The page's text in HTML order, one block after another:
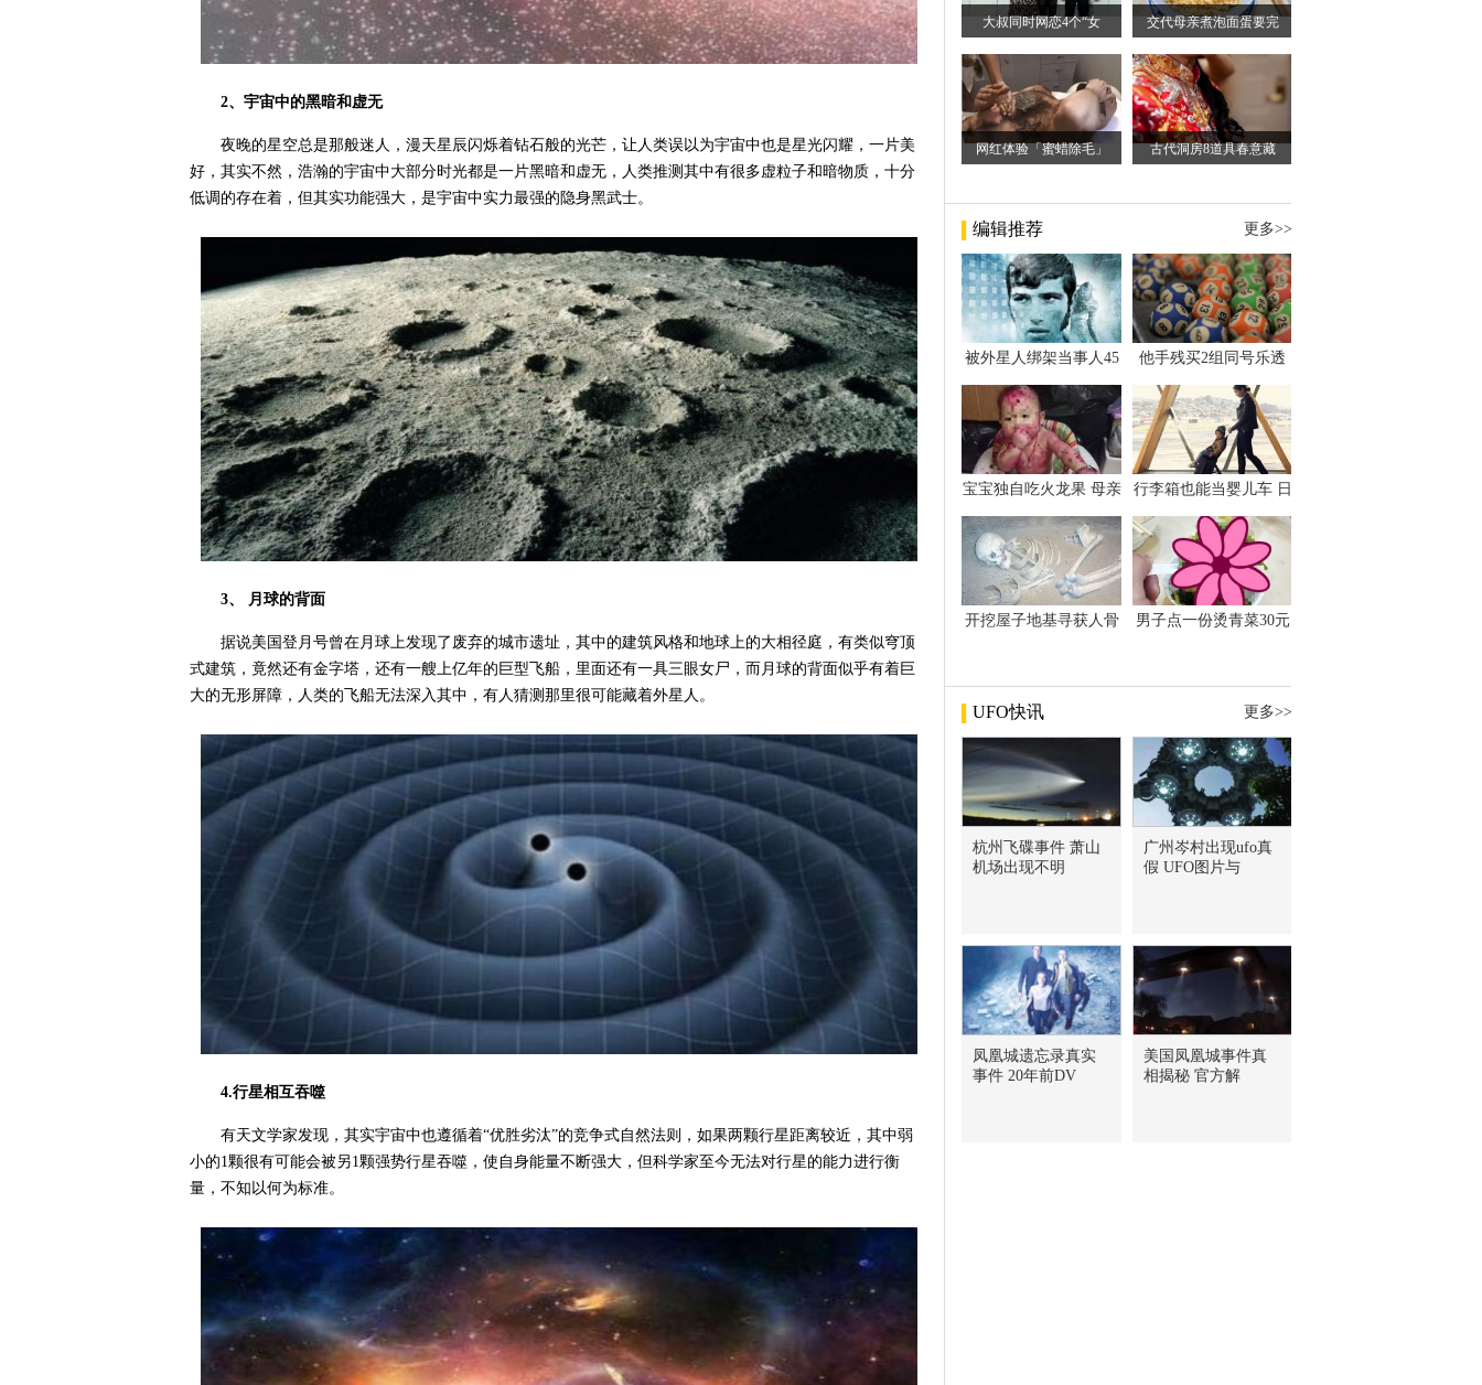
2、宇宙中的黑暗和虚无
夜晚的星空总是那般迷人，漫天星辰闪烁着钻石般的光芒，让人类误以为宇宙中也是星光闪耀，一片美
好，其实不然，浩瀚的宇宙中大部分时光都是一片黑暗和虚无，人类推测其中有很多虚粒子和暗物质，十分
低调的存在着，但其实功能强大，是宇宙中实力最强的隐身黑武士。
3、 月球的背面
据说美国登月号曾在月球上发现了废弃的城市遗址，其中的建筑风格和地球上的大相径庭，有类似穹顶
式建筑，竟然还有金字塔，还有一艘上亿年的巨型飞船，里面还有一具三眼女尸，而月球的背面似乎有着巨
大的无形屏障，人类的飞船无法深入其中，有人猜测那里很可能藏着外星人。
4.行星相互吞噬
有天文学家发现，其实宇宙中也遵循着“优胜劣汰”的竞争式自然法则，如果两颗行星距离较近，其中弱
小的1颗很有可能会被另1颗强势行星吞噬，使自身能量不断强大，但科学家至今无法对行星的能力进行衡
量，不知以何为标准。
大叔同时网恋4个“女 交代母亲煮泡面蛋要完
网红体验「蜜蜡除毛」 古代洞房8道具春意藏
编辑推荐 更多>>
被外星人绑架当事人45
斯卡古拉事件
他手残买2组同号乐透
万
宝宝独自吃火龙果 母亲
行李箱也能当婴儿车 日
开挖屋子地基寻获人骨
男子点一份烫青菜30元
UFO快讯 更多>>
杭州飞碟事件 萧山
机场出现不明
广州岑村出现ufo真
假 UFO图片与
凤凰城遗忘录真实
事件 20年前DV
美国凤凰城事件真
相揭秘 官方解